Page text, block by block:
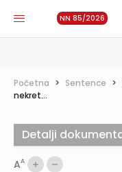
NN 85/2026
Početna > Sentence >
nekret...
AA
Detalji